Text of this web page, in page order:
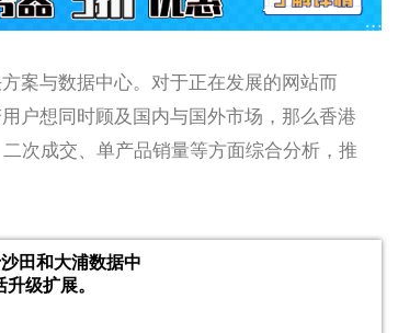
案与数据中心。对于正在发展的网站而
户想同时顾及国内与国外市场，那么香港
次成交、单产品销量等方面综合分析，推
田和大浦数据中
级扩展。